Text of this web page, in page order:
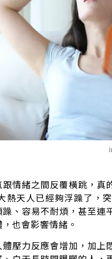
情緒之間反覆橫跳，真
熱天人已經夠浮躁了，
、容易不耐煩，甚至連
也會影響情緒。
壓力反應會增加，加上